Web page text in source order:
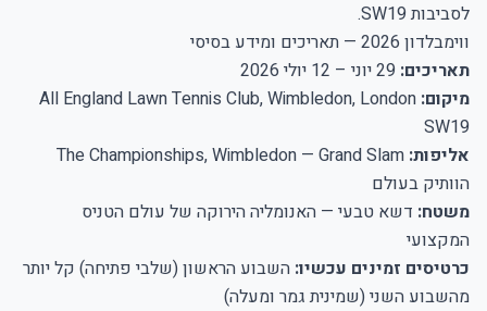
לסביבות SW19.
ווימבלדון 2026 — תאריכים ומידע בסיסי
תאריכים:
מיקום: All England Lawn Tennis Club, Wimbledon, London
SW19
אליפות: The Championships, Wimbledon — Grand Slam
הוותיק בעולם
משטח: דשא טבעי — האנומליה הירוקה של עולם הטניס
המקצועי
כרטיסים זמינים עכשיו: השבוע הראשון (שלבי פתיחה) קל יותר
מהשבוע השני (שמינית גמר ומעלה)